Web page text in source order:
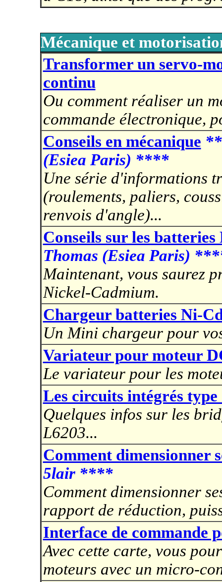
Mécanique et
Transformer un servo-
continu
Ou comment réaliser un
commande électronique,
Conseils en mécanique
(Esiea Paris) ****
Une série d'informations
(roulements, paliers,
renvois d'angle)...
Conseils sur les batteries
Thomas (Esiea Paris)
Maintenant, vous saurez
Nickel-Cadmium.
Chargeur batteries Ni-
Un Mini chargeur pour
Variateur pour moteur
Le variateur pour les
Les circuits intégrés
Quelques infos sur les
L6203...
Comment dimensionner
5lair ****
Comment dimensionner
rapport de réduction,
Interface de commande
Avec cette carte, vous
moteurs avec un micro-